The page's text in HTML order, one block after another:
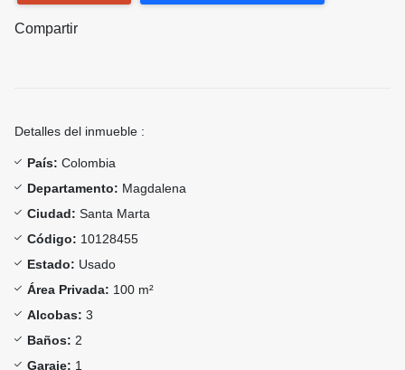
Compartir
Detalles del inmueble :
País: Colombia
Departamento: Magdalena
Ciudad: Santa Marta
Código: 10128455
Estado: Usado
Área Privada: 100 m²
Alcobas: 3
Baños: 2
Garaje: 1